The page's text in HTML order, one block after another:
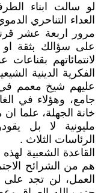
لو سالت ابناء
العداء التناحري
مرور اربعة عشر
على سؤالك بثقة
لانتمائاتهم
الفكرية الدينية
عليهم شيخ معمم
جامع، وهؤلاء في
خانة الجهلة، علما
مليونية لا بل
الرئاسات الثلاث .
القاعدة الشعبية
هم من الشرائح
العمل، لن تجد